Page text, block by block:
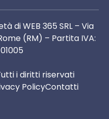
di WEB 365 SRL – Via
(RM) – Partita IVA:
i diritti riservati
PolicyContatti